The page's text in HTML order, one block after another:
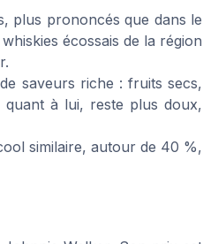
plus prononcés que dans le
écossais de la région
saveurs riche : fruits secs,
à lui, reste plus doux,
similaire, autour de 40 %,